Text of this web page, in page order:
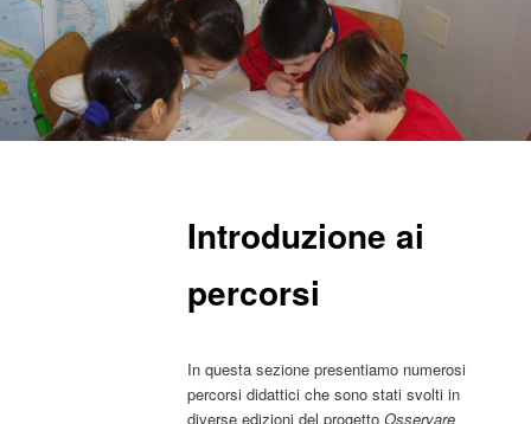
Introduzione ai
percorsi
In questa sezione presentiamo numerosi
percorsi didattici che sono stati svolti in
diverse edizioni del progetto Osservare